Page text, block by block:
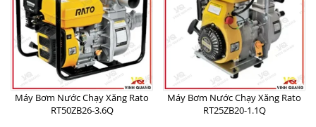
Máy Bơm Nước Chạy Xăng Rato
RT50ZB26-3.6Q
Máy Bơm Nước Chạy Xăng Rato
RT25ZB20-1.1Q